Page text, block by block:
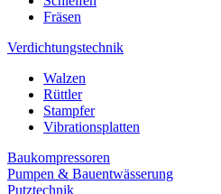
Fräsen
Verdichtungstechnik
Walzen
Rüttler
Stampfer
Vibrationsplatten
Baukompressoren
Pumpen & Bauentwässerung
Putztechnik